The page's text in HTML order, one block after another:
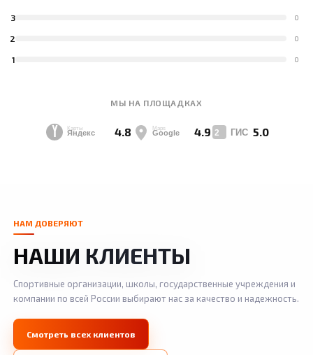
3 0
2 0
1 0
МЫ НА ПЛОЩАДКАХ
4.8 4.9 5.0
НАМ ДОВЕРЯЮТ
НАШИ КЛИЕНТЫ
Спортивные организации, школы, государственные учреждения и
компании по всей России выбирают нас за качество и надежность.
Смотреть всех клиентов